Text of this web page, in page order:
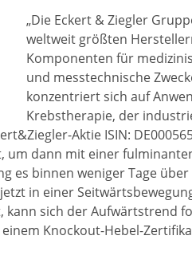
„Die Eckert & Ziegler
weltweit größten
Komponenten für
und messtechnische
konzentriert sich auf
Krebstherapie, der
Aktie ISIN:
um dann mit einer
es binnen weniger Tage
in einer
kann sich der Aufwärtstrend
Knockout-Hebel-